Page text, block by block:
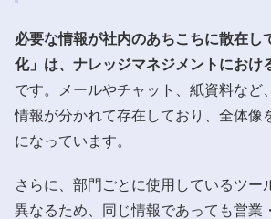
必要な情報が社内のあちこちに散在し
化」は、ナレッジマネジメントにおけ
です。メールやチャット、紙資料など
情報が分かれて存在しており、全体像
になっています。
さらに、部門ごとに使用しているツー
異なるため、同じ情報であっても営業